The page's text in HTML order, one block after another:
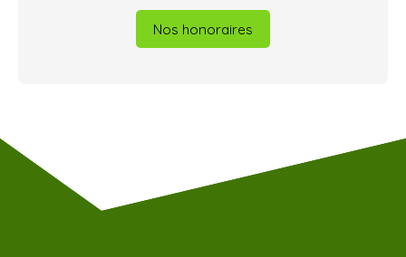
Nos honoraires